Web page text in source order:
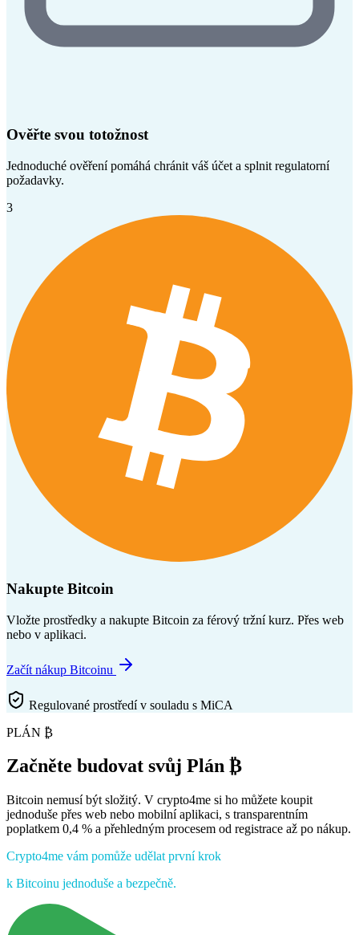
Ověřte svou totožnost
Jednoduché ověření pomáhá chránit váš účet a splnit regulatorní
požadavky.
3
Nakupte Bitcoin
Vložte prostředky a nakupte Bitcoin za férový tržní kurz. Přes web
nebo v aplikaci.
Začít nákup Bitcoinu
Regulované prostředí v souladu s MiCA
PLÁN ₿
Začněte budovat svůj Plán ₿
Bitcoin nemusí být složitý. V crypto4me si ho můžete koupit
jednoduše přes web nebo mobilní aplikaci, s transparentním
poplatkem 0,4 % a přehledným procesem od registrace až po nákup.
Crypto4me vám pomůže udělat první krok
k Bitcoinu jednoduše a bezpečně.